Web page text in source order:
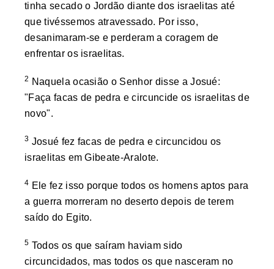
tinha secado o Jordão diante dos israelitas até
que tivéssemos atravessado. Por isso,
desanimaram-se e perderam a coragem de
enfrentar os israelitas.
2 Naquela ocasião o Senhor disse a Josué:
"Faça facas de pedra e circuncide os israelitas de
novo".
3 Josué fez facas de pedra e circuncidou os
israelitas em Gibeate-Aralote.
4 Ele fez isso porque todos os homens aptos para
a guerra morreram no deserto depois de terem
saído do Egito.
5 Todos os que saíram haviam sido
circuncidados, mas todos os que nasceram no